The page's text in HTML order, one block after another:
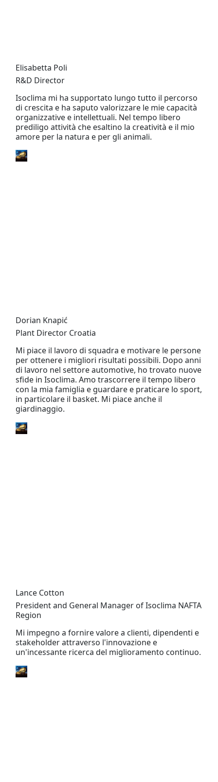
Elisabetta Poli
R&D Director
Isoclima mi ha supportato lungo tutto il percorso
di crescita e ha saputo valorizzare le mie capacità
organizzative e intellettuali. Nel tempo libero
prediligo attività che esaltino la creatività e il mio
amore per la natura e per gli animali.
Dorian Knapić
Plant Director Croatia
Mi piace il lavoro di squadra e motivare le persone
per ottenere i migliori risultati possibili. Dopo anni
di lavoro nel settore automotive, ho trovato nuove
sfide in Isoclima. Amo trascorrere il tempo libero
con la mia famiglia e guardare e praticare lo sport,
in particolare il basket. Mi piace anche il
giardinaggio.
Lance Cotton
President and General Manager of Isoclima NAFTA
Region
Mi impegno a fornire valore a clienti, dipendenti e
stakeholder attraverso l'innovazione e
un'incessante ricerca del miglioramento continuo.